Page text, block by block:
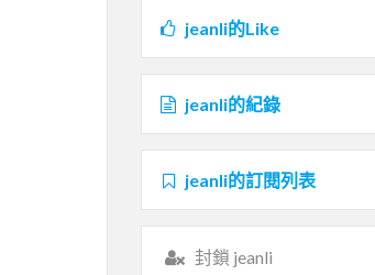
jeanli的Like
jeanli的紀錄
jeanli的訂閱列表
封鎖 jeanli